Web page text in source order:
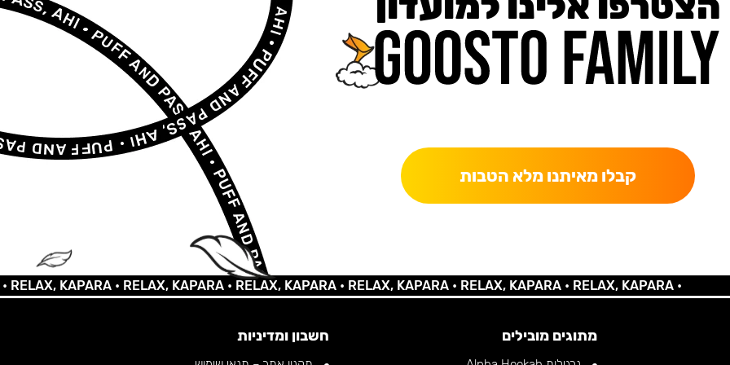
קבלו מאיתנו מלא הטבות
KAPARA •RELAX, KAPARA •RELAX, KAPARA •RELAX, KAPARA •RELAX, KAPARA •RELAX, KAPARA •
מתוגים מובילים חשבון ומדיניות